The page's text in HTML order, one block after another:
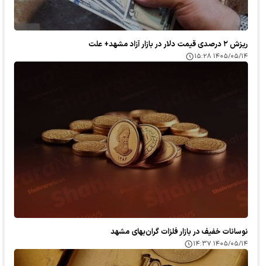
ریزش ۲ درصدی قیمت دلار در بازار آزاد مشهد+ علت
۱۴۰۵/۰۵/۱۴ ۱۵:۲۸
نوسانات خفیف در بازار فلزات گران‌بهای مشهد
۱۴۰۵/۰۵/۱۴ ۱۴:۳۷